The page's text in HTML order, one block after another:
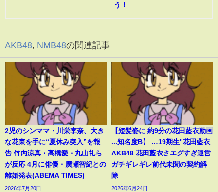
う！
AKB48, NMB48の関連記事
2児のシンママ・川栄李奈、大き
な花束を手に“夏休み突入”を報
告 竹内涼真・高橋愛・丸山礼ら
が反応 4月に俳優・廣瀬智紀との
離婚発表(ABEMA TIMES)
2026年7月20日
【短髪姿に 約9分の花田藍衣動画
...知名度B】 …19期生"花田藍衣
AKB48 花田藍衣さエグすぎ運営
ガチギレギレ前代未聞の契約解
除
2026年6月24日